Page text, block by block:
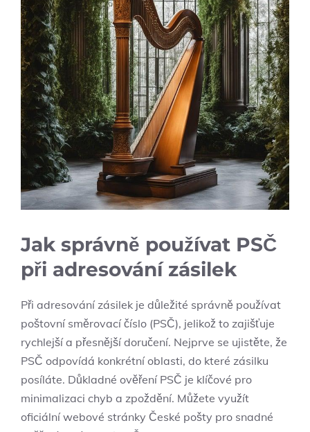
Jak správně používat PSČ
při adresování zásilek
Při adresování zásilek je důležité správně používat
poštovní směrovací číslo (PSČ), jelikož to zajišťuje
rychlejší a přesnější doručení. Nejprve se ujistěte, že
PSČ odpovídá konkrétní oblasti, do které zásilku
posíláte. Důkladné ověření PSČ je klíčové pro
minimalizaci chyb a zpoždění. Můžete využít
oficiální webové stránky České pošty pro snadné